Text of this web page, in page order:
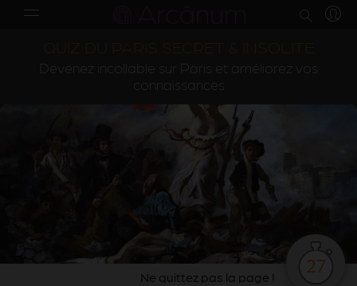
QUIZ DU PARIS SECRET & INSOLITE
Devenez incollable sur Paris et améliorez vos
connaissances
Ne quittez pas la page !
27